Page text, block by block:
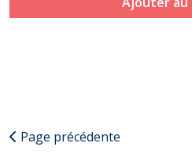
Page précédente